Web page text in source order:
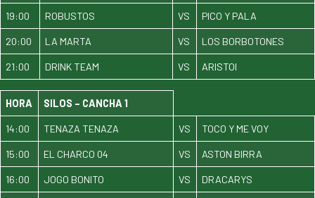
19:00 ROBUSTOS VS PICO Y PALA
20:00 LA MARTA VS LOS BORBOTONES
21:00 DRINK TEAM VS ARISTOI
HORA SILOS – CANCHA 1
14:00 TENAZA TENAZA VS TOCO Y ME VOY
15:00 EL CHARCO 04 VS ASTON BIRRA
16:00 JOGO BONITO VS DRACARYS